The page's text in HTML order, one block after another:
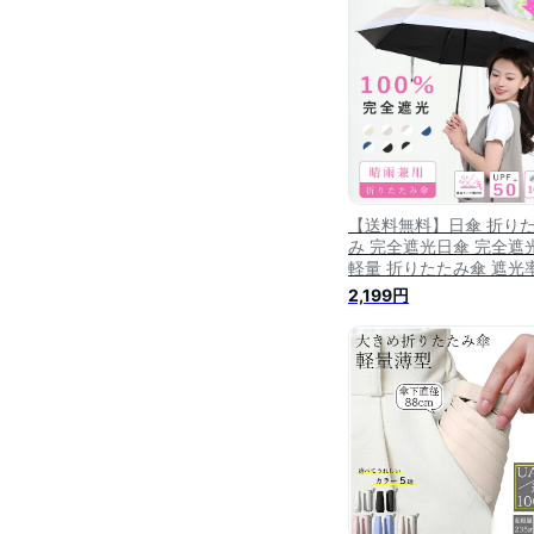
遮蔽率100％ 遮熱 撥水
カット 紫外線対策 可愛
【送料無料】日傘 折り
み 完全遮光日傘 完全遮
軽量 折りたたみ傘 遮光
100％ 折りたたみ傘 晴
用 晴雨兼用折りたたみ
量 レディース 3段折り
傘 軽量 丈夫 晴雨兼用傘
傘 メンズ 軽量 雨傘カバ
撥水 日傘 一級遮光 生地
外線対策 UVカット
2,199円